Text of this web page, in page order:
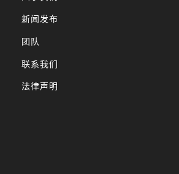
新闻发布
团队
联系我们
法律声明